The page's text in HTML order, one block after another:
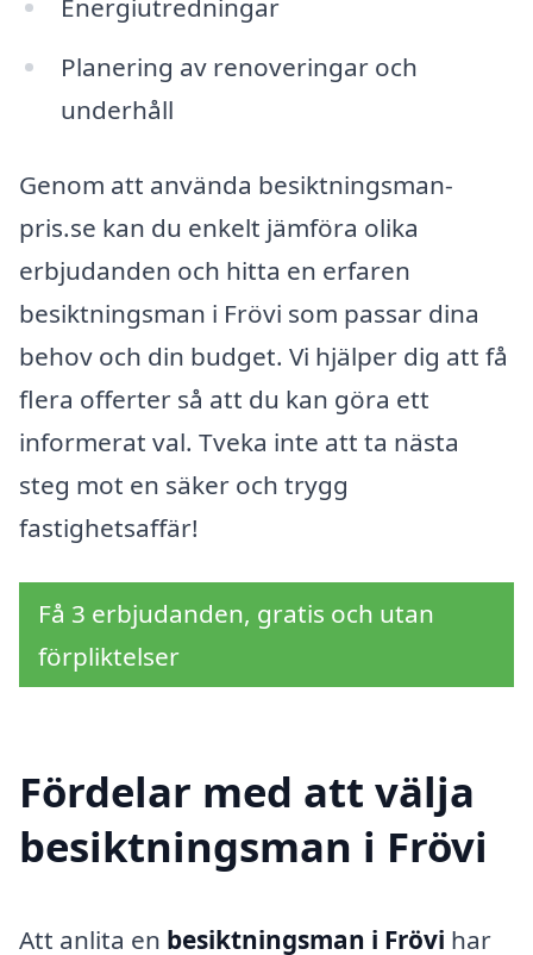
Energiutredningar
Planering av renoveringar och
underhåll
Genom att använda besiktningsman-
pris.se kan du enkelt jämföra olika
erbjudanden och hitta en erfaren
besiktningsman i Frövi som passar dina
behov och din budget. Vi hjälper dig att få
flera offerter så att du kan göra ett
informerat val. Tveka inte att ta nästa
steg mot en säker och trygg
fastighetsaffär!
Få 3 erbjudanden, gratis och utan
förpliktelser
Fördelar med att välja
besiktningsman i Frövi
Att anlita en besiktningsman i Frövi har